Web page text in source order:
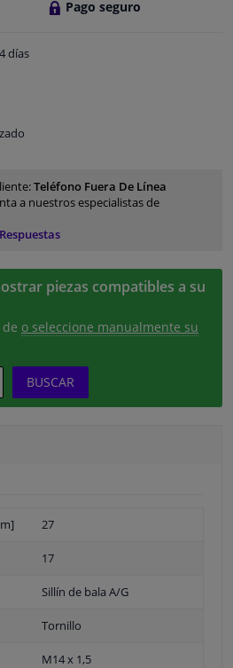
Pago seguro
días
Teléfono Fuera De Línea
a nuestros especialistas de
piezas compatibles a su
de o seleccione manualmente su
BUSCAR
27
17
Sillín de bala A/G
Tornillo
M14 x 1,5